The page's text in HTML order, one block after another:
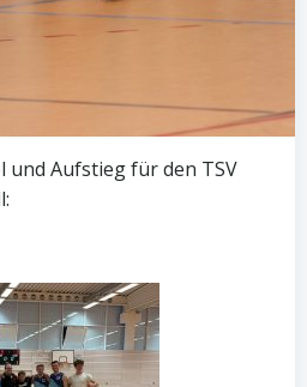
und Aufstieg für den TSV